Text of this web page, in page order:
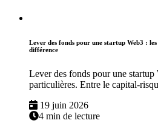
Lever des fonds pour une startup Web3 :
différence
Lever des fonds pour une startup
particulières. Entre le capital-
19 juin 2026
4 min de lecture